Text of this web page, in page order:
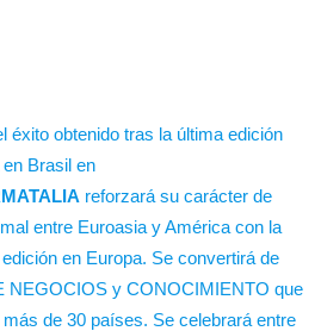
éxito obtenido tras la última edición
Brasil en
reforzará su carácter de
entre Euroasia y América con la
en Europa. Se convertirá de
NEGOCIOS y CONOCIMIENTO que
de 30 países. Se celebrará entre